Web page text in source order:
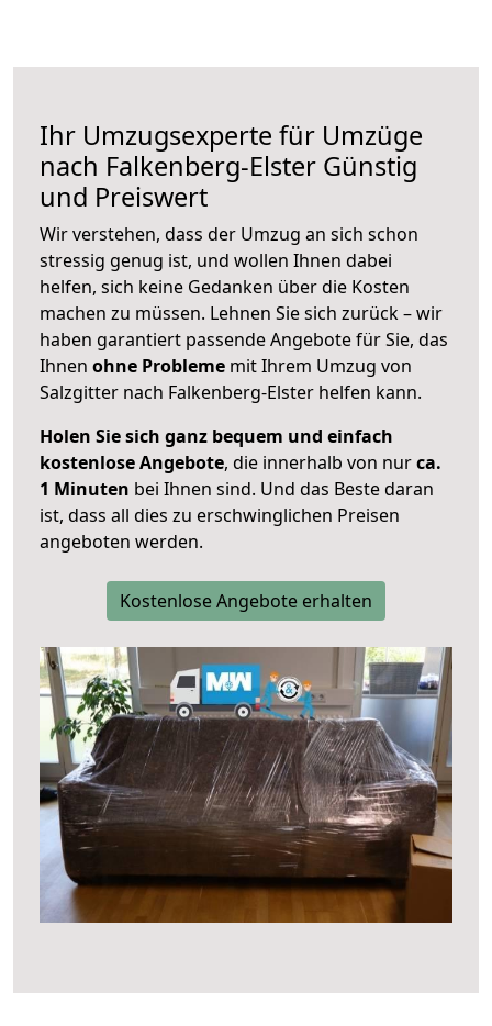
Ihr Umzugsexperte für Umzüge
nach Falkenberg-Elster Günstig
und Preiswert
Wir verstehen, dass der Umzug an sich schon
stressig genug ist, und wollen Ihnen dabei
helfen, sich keine Gedanken über die Kosten
machen zu müssen. Lehnen Sie sich zurück – wir
haben garantiert passende Angebote für Sie, das
Ihnen ohne Probleme mit Ihrem Umzug von
Salzgitter nach Falkenberg-Elster helfen kann.
Holen Sie sich ganz bequem und einfach
kostenlose Angebote, die innerhalb von nurca.
1 Minuten bei Ihnen sind. Und das Beste daran
ist, dass all dies zu erschwinglichen Preisen
angeboten werden.
Kostenlose Angebote erhalten